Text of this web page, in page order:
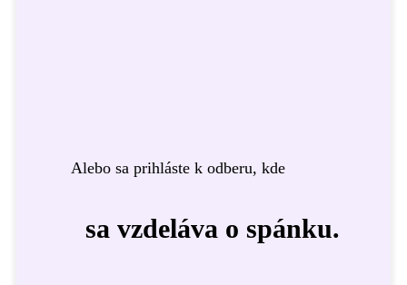
Alebo sa prihláste k odberu, kde
sa vzdeláva o spánku.